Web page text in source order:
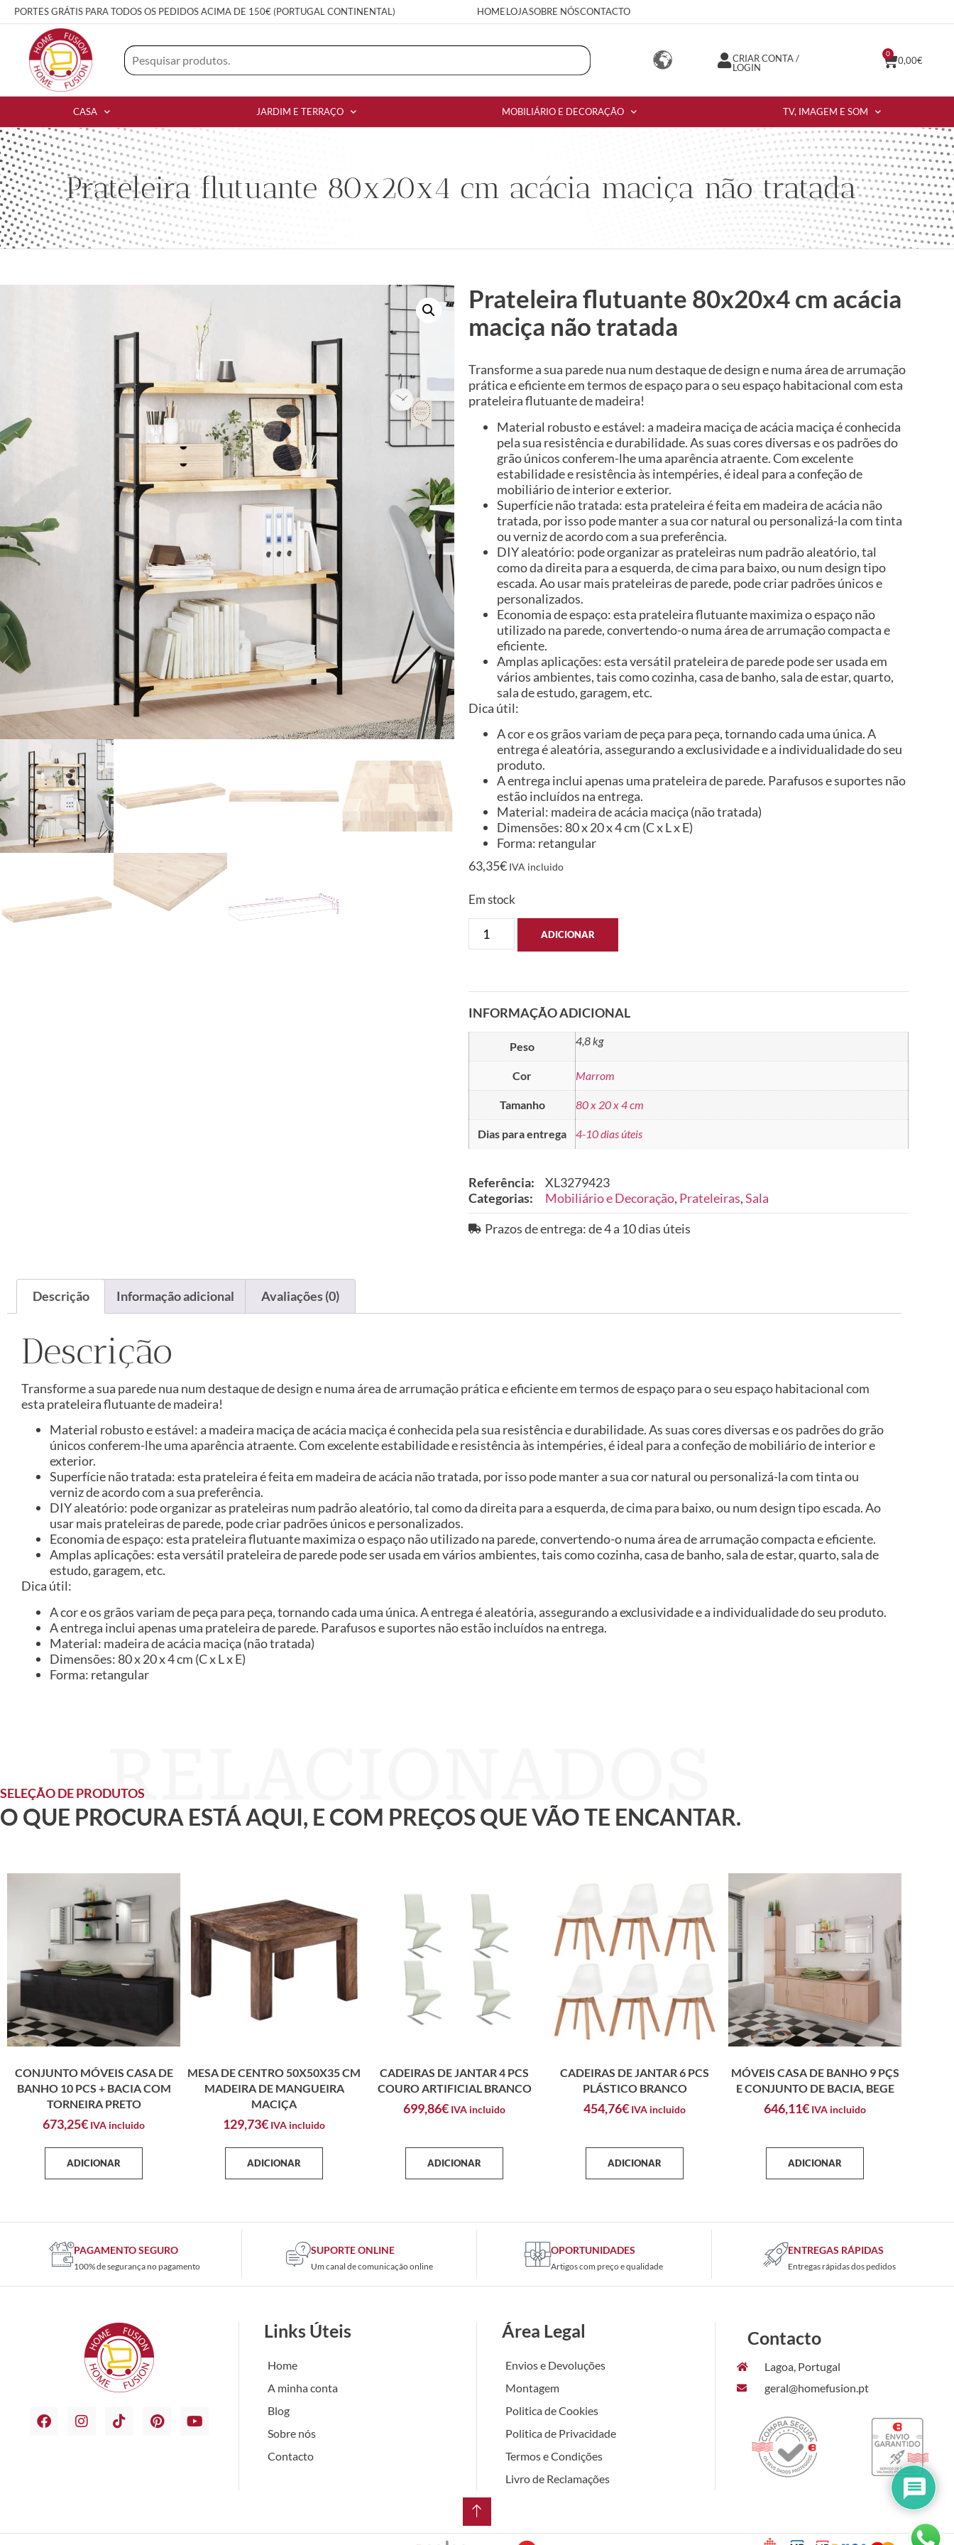
PORTES GRÁTIS PARA TODOS OS PEDIDOS ACIMA DE 150€ (PORTUGAL CONTINENTAL) HOMELOJASOBRE NÓSCONTACTO
CRIAR CONTA /
LOGIN
0,00€
0
CASA JARDIM E TERRAÇO MOBILIÁRIO E DECORAÇÃO TV, IMAGEM E SOM
Prateleira flutuante 80x20x4 cm acácia maciça não tratada
Prateleira flutuante 80x20x4 cm acácia
maciça não tratada
Transforme a sua parede nua num destaque de design e numa área de arrumação
prática e eficiente em termos de espaço para o seu espaço habitacional com esta
prateleira flutuante de madeira!
Material robusto e estável: a madeira maciça de acácia maciça é conhecida
pela sua resistência e durabilidade. As suas cores diversas e os padrões do
grão únicos conferem-lhe uma aparência atraente. Com excelente
estabilidade e resistência às intempéries, é ideal para a confeção de
mobiliário de interior e exterior.
Superfície não tratada: esta prateleira é feita em madeira de acácia não
tratada, por isso pode manter a sua cor natural ou personalizá-la com tinta
ou verniz de acordo com a sua preferência.
DIY aleatório: pode organizar as prateleiras num padrão aleatório, tal
como da direita para a esquerda, de cima para baixo, ou num design tipo
escada. Ao usar mais prateleiras de parede, pode criar padrões únicos e
personalizados.
Economia de espaço: esta prateleira flutuante maximiza o espaço não
utilizado na parede, convertendo-o numa área de arrumação compacta e
eficiente.
Amplas aplicações: esta versátil prateleira de parede pode ser usada em
vários ambientes, tais como cozinha, casa de banho, sala de estar, quarto,
sala de estudo, garagem, etc.
Dica útil:
A cor e os grãos variam de peça para peça, tornando cada uma única. A
entrega é aleatória, assegurando a exclusividade e a individualidade do seu
produto.
A entrega inclui apenas uma prateleira de parede. Parafusos e suportes não
estão incluídos na entrega.
Material: madeira de acácia maciça (não tratada)
Dimensões: 80 x 20 x 4 cm (C x L x E)
Forma: retangular
63,35€ IVA incluido
Em stock
ADICIONAR
INFORMAÇÃO ADICIONAL
Peso 4,8 kg
Cor Marrom
Tamanho 80 x 20 x 4 cm
Dias para entrega 4-10 dias úteis
Referência:
XL3279423
Categorias:
Mobiliário e Decoração, Prateleiras,Sala
Prazos de entrega: de 4 a 10 dias úteis
Descrição Informação adicional Avaliações (0)
Descrição
Transforme a sua parede nua num destaque de design e numa área de arrumação prática e eficiente em termos de espaço para o seu espaço habitacional com
esta prateleira flutuante de madeira!
Material robusto e estável: a madeira maciça de acácia maciça é conhecida pela sua resistência e durabilidade. As suas cores diversas e os padrões do grão
únicos conferem-lhe uma aparência atraente. Com excelente estabilidade e resistência às intempéries, é ideal para a confeção de mobiliário de interior e
exterior.
Superfície não tratada: esta prateleira é feita em madeira de acácia não tratada, por isso pode manter a sua cor natural ou personalizá-la com tinta ou
verniz de acordo com a sua preferência.
DIY aleatório: pode organizar as prateleiras num padrão aleatório, tal como da direita para a esquerda, de cima para baixo, ou num design tipo escada. Ao
usar mais prateleiras de parede, pode criar padrões únicos e personalizados.
Economia de espaço: esta prateleira flutuante maximiza o espaço não utilizado na parede, convertendo-o numa área de arrumação compacta e eficiente.
Amplas aplicações: esta versátil prateleira de parede pode ser usada em vários ambientes, tais como cozinha, casa de banho, sala de estar, quarto, sala de
estudo, garagem, etc.
Dica útil:
A cor e os grãos variam de peça para peça, tornando cada uma única. A entrega é aleatória, assegurando a exclusividade e a individualidade do seu produto.
A entrega inclui apenas uma prateleira de parede. Parafusos e suportes não estão incluídos na entrega.
Material: madeira de acácia maciça (não tratada)
Dimensões: 80 x 20 x 4 cm (C x L x E)
Forma: retangular
SELEÇÃO DE PRODUTOS
O QUE PROCURA ESTÁ AQUI, E COM PREÇOS QUE VÃO TE ENCANTAR.
CONJUNTO MÓVEIS CASA DE
BANHO 10 PCS + BACIA COM
TORNEIRA PRETO
673,25€ IVA incluido
ADICIONAR
MESA DE CENTRO 50X50X35 CM
MADEIRA DE MANGUEIRA
MACIÇA
129,73€ IVA incluido
ADICIONAR
CADEIRAS DE JANTAR 4 PCS
COURO ARTIFICIAL BRANCO
699,86€ IVA incluido
ADICIONAR
CADEIRAS DE JANTAR 6 PCS
PLÁSTICO BRANCO
454,76€ IVA incluido
ADICIONAR
MÓVEIS CASA DE BANHO 9 PÇS
E CONJUNTO DE BACIA, BEGE
646,11€ IVA incluido
ADICIONAR
PAGAMENTO SEGURO
100% de segurança no pagamento
SUPORTE ONLINE
Um canal de comunicação online
OPORTUNIDADES
Artigos com preço e qualidade
ENTREGAS RÁPIDAS
Entregas rápidas dos pedidos
Links Úteis
Home
A minha conta
Blog
Sobre nós
Contacto
Área Legal
Envios e Devoluções
Montagem
Politica de Cookies
Politica de Privacidade
Termos e Condições
Livro de Reclamações
Contacto
Lagoa, Portugal
geral@homefusion.pt